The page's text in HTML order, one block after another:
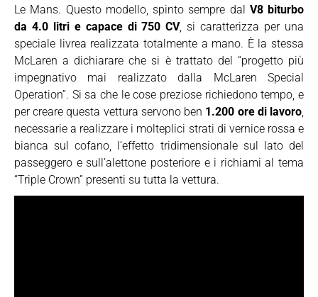
Le Mans. Questo modello, spinto sempre dal V8 biturbo
da 4.0 litri e capace di 750 CV, si caratterizza per una
speciale livrea realizzata totalmente a mano. È la stessa
McLaren a dichiarare che si è trattato del “progetto più
impegnativo mai realizzato dalla McLaren Special
Operation”. Si sa che le cose preziose richiedono tempo, e
per creare questa vettura servono ben 1.200 ore di lavoro,
necessarie a realizzare i molteplici strati di vernice rossa e
bianca sul cofano, l’effetto tridimensionale sul lato del
passeggero e sull’alettone posteriore e i richiami al tema
“Triple Crown” presenti su tutta la vettura.